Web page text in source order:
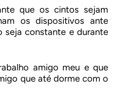
que os cintos sejam
os dispositivos ante
seja constante e durante
amigo meu e que
que até dorme com o